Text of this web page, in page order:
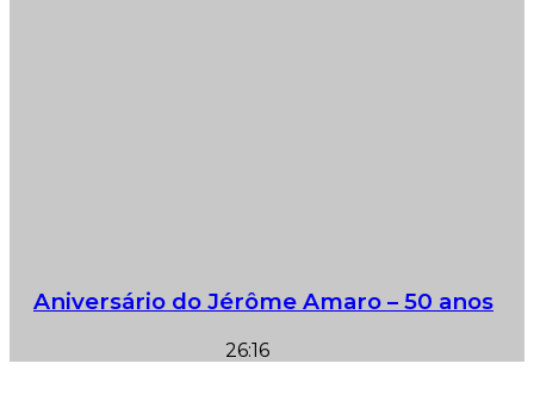
26:16
Aniversário do Jérôme Amaro – 50 anos